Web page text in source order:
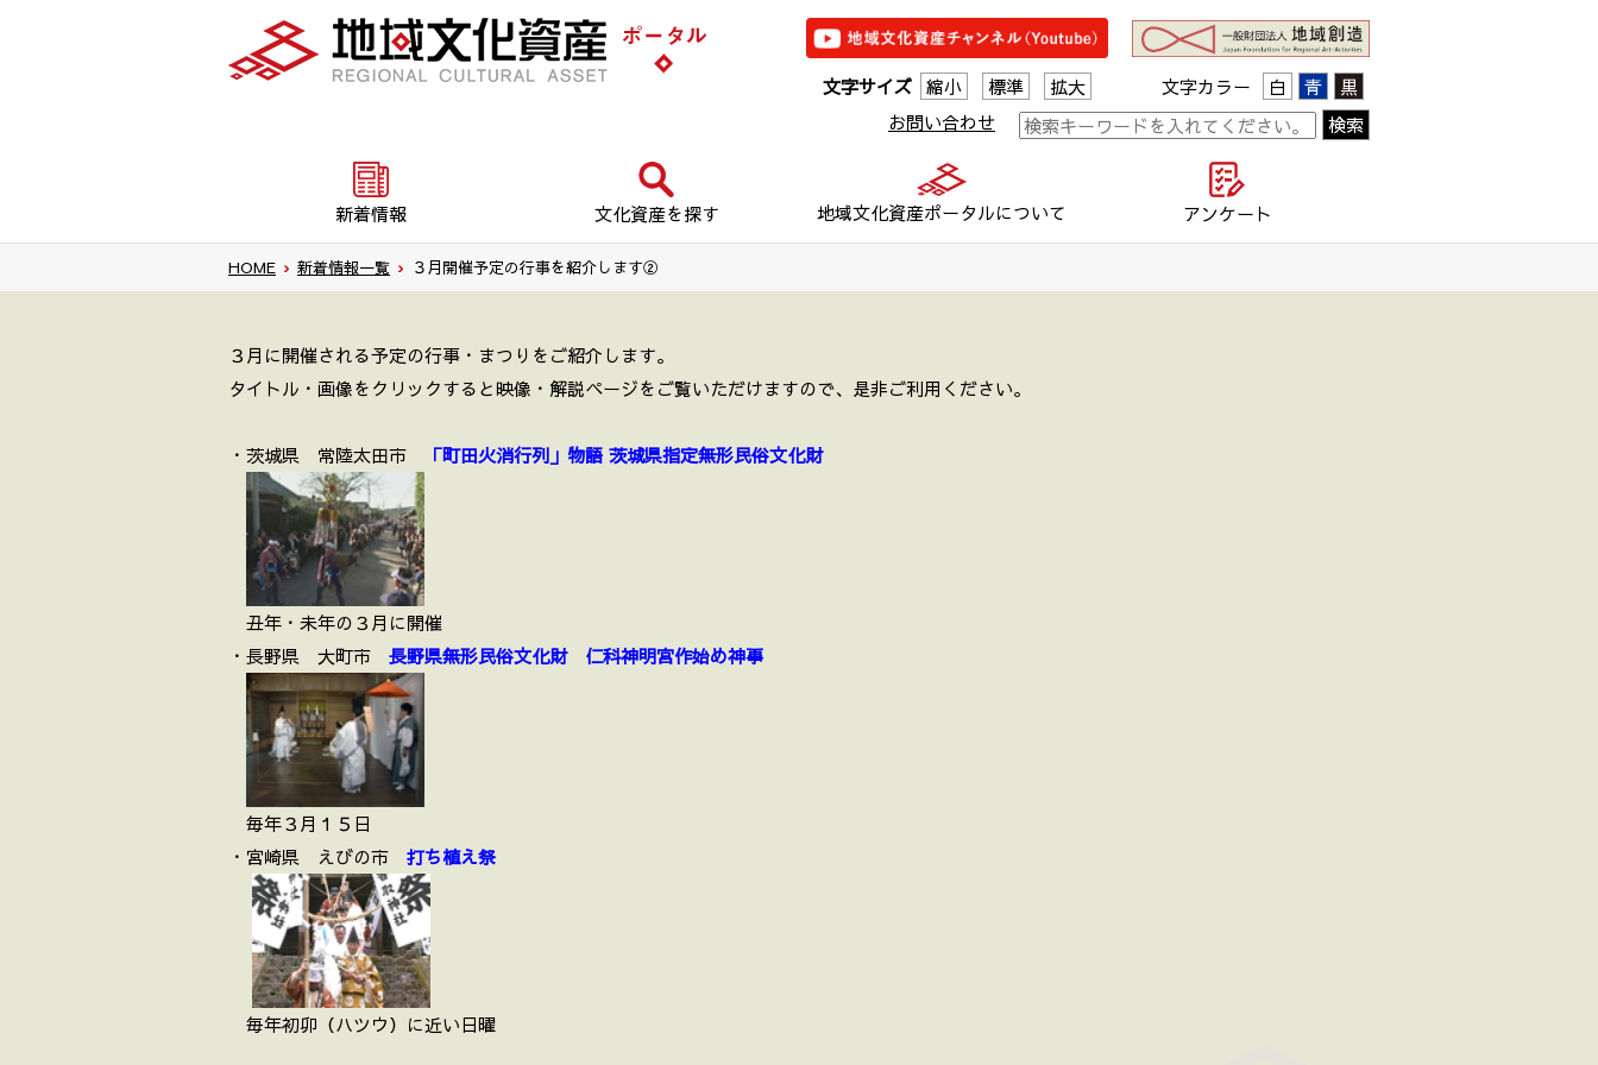
文字サイズ 縮小 標準 拡大 文字カラー 白 青
黒
お問い合わせ
新着情報 文化資産を探す 地域文化資産ポータルについて アンケート
HOME › 新着情報一覧 › ３月開催予定の行事を紹介します②
３月に開催される予定の行事・まつりをご紹介します。
タイトル・画像をクリックすると映像・解説ページをご覧いただけますので、是非ご利用ください。
・茨城県 常陸太田市 「町田火消行列」物語 茨城県指定無形民俗文化財
丑年・未年の３月に開催
・長野県 大町市 長野県無形民俗文化財 仁科神明宮作始め神事
毎年３月１５日
・宮崎県 えびの市 打ち植え祭
毎年初卯（ハツウ）に近い日曜